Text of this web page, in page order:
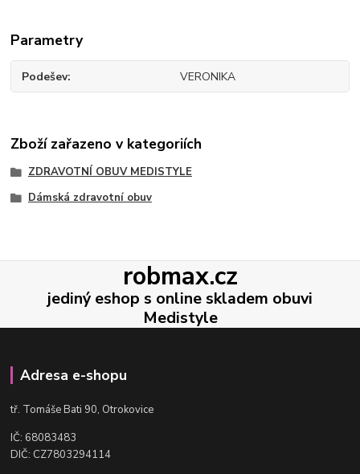
Parametry
Podešev VERONIKA
Zboží zařazeno v kategoriích
ZDRAVOTNÍ OBUV MEDISTYLE
Dámská zdravotní obuv
robmax.cz
jediný eshop s online skladem obuvi
Medistyle
Adresa e-shopu
tř. Tomáše Bati 90, Otrokovice
IČ: 68083483
DIČ: CZ7803294114